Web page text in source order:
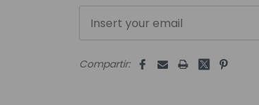
Compartir: